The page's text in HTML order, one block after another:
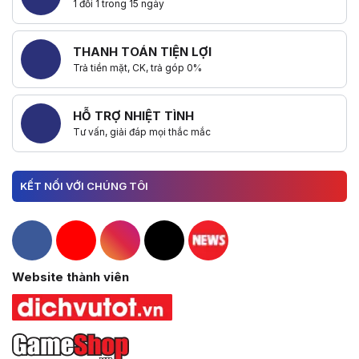
1 đổi 1 trong 15 ngày
THANH TOÁN TIỆN LỢI
Trả tiền mặt, CK, trả góp 0%
HỖ TRỢ NHIỆT TÌNH
Tư vấn, giải đáp mọi thắc mắc
KẾT NỐI VỚI CHÚNG TÔI
Hacom Facebook
Hacom YouTube
Hacom Instagram
Hacom TikTok
Website thành viên